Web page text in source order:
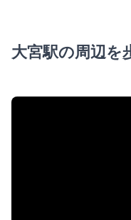
大宮駅の周辺を